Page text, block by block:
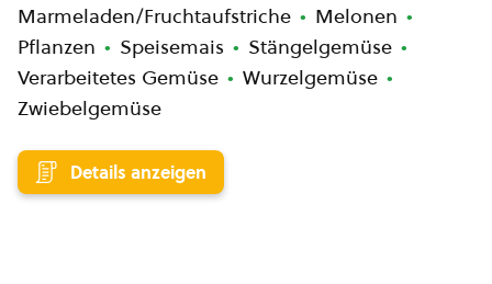
Marmeladen/Fruchtaufstriche
Melonen
Pflanzen
Speisemais
Stängelgemüse
Verarbeitetes Gemüse
Wurzelgemüse
Zwiebelgemüse
Details anzeigen